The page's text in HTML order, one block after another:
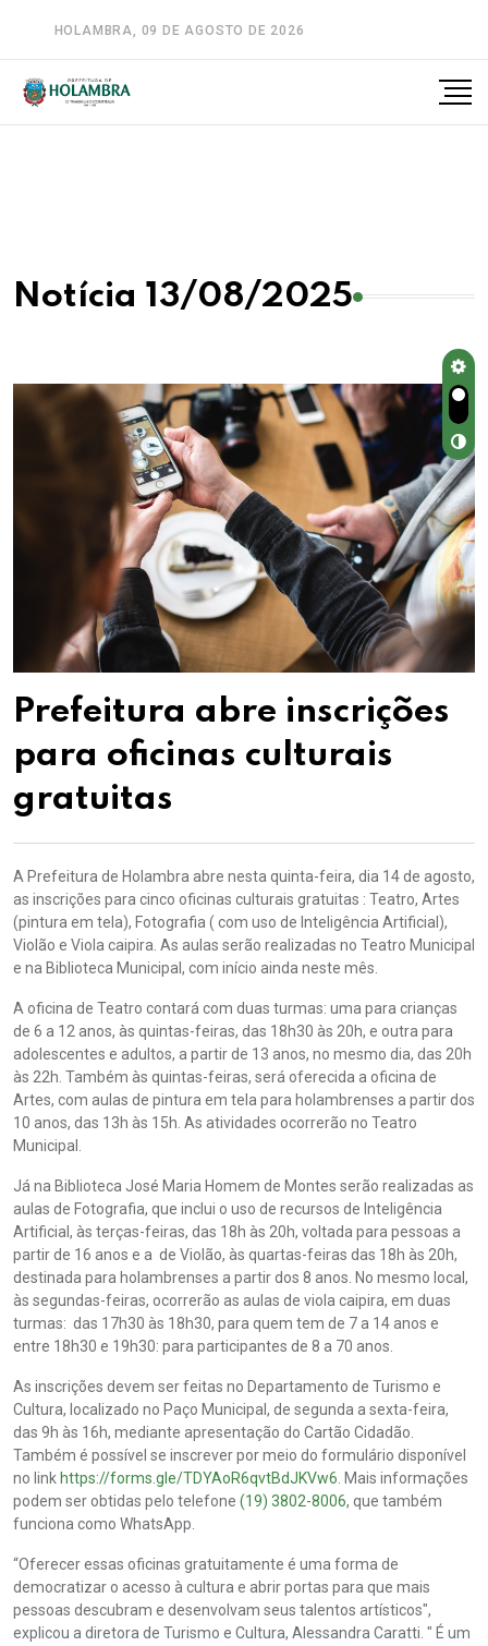
HOLAMBRA, 09 DE AGOSTO DE 2026
Notícia 13/08/2025
Prefeitura abre inscrições
para oficinas culturais
gratuitas
A Prefeitura de Holambra abre nesta quinta-feira, dia 14 de agosto,
as inscrições para cinco oficinas culturais gratuitas : Teatro, Artes
(pintura em tela), Fotografia ( com uso de Inteligência Artificial),
Violão e Viola caipira. As aulas serão realizadas no Teatro Municipal
e na Biblioteca Municipal, com início ainda neste mês.
A oficina de Teatro contará com duas turmas: uma para crianças
de 6 a 12 anos, às quintas-feiras, das 18h30 às 20h, e outra para
adolescentes e adultos, a partir de 13 anos, no mesmo dia, das 20h
às 22h. Também às quintas-feiras, será oferecida a oficina de
Artes, com aulas de pintura em tela para holambrenses a partir dos
10 anos, das 13h às 15h. As atividades ocorrerão no Teatro
Municipal.
Já na Biblioteca José Maria Homem de Montes serão realizadas as
aulas de Fotografia, que inclui o uso de recursos de Inteligência
Artificial, às terças-feiras, das 18h às 20h, voltada para pessoas a
partir de 16 anos e a de Violão, às quartas-feiras das 18h às 20h,
destinada para holambrenses a partir dos 8 anos. No mesmo local,
às segundas-feiras, ocorrerão as aulas de viola caipira, em duas
turmas: das 17h30 às 18h30, para quem tem de 7 a 14 anos e
entre 18h30 e 19h30: para participantes de 8 a 70 anos.
As inscrições devem ser feitas no Departamento de Turismo e
Cultura, localizado no Paço Municipal, de segunda a sexta-feira,
das 9h às 16h, mediante apresentação do Cartão Cidadão.
Também é possível se inscrever por meio do formulário disponível
no link https://forms.gle/TDYAoR6qvtBdJKVw6. Mais informações
podem ser obtidas pelo telefone (19) 3802-8006, que também
funciona como WhatsApp.
“Oferecer essas oficinas gratuitamente é uma forma de
democratizar o acesso à cultura e abrir portas para que mais
pessoas descubram e desenvolvam seus talentos artísticos",
explicou a diretora de Turismo e Cultura, Alessandra Caratti. " É um